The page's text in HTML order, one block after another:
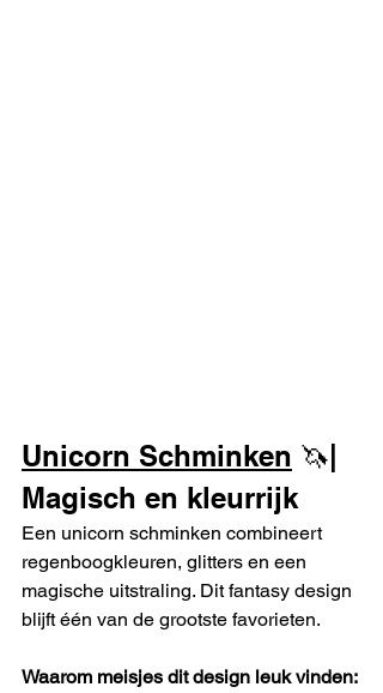
Unicorn Schminken 🦄|
Magisch en kleurrijk
Een unicorn schminken combineert
regenboogkleuren, glitters en een
magische uitstraling. Dit fantasy design
blijft één van de grootste favorieten.
Waarom meisjes dit design leuk vinden: